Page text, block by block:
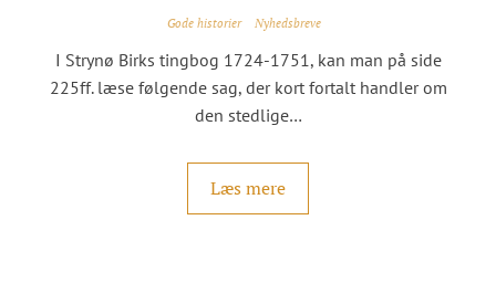
Gode historier Nyhedsbreve
I Strynø Birks tingbog 1724-1751, kan man på side
225ff. læse følgende sag, der kort fortalt handler om
den stedlige…
Læs mere